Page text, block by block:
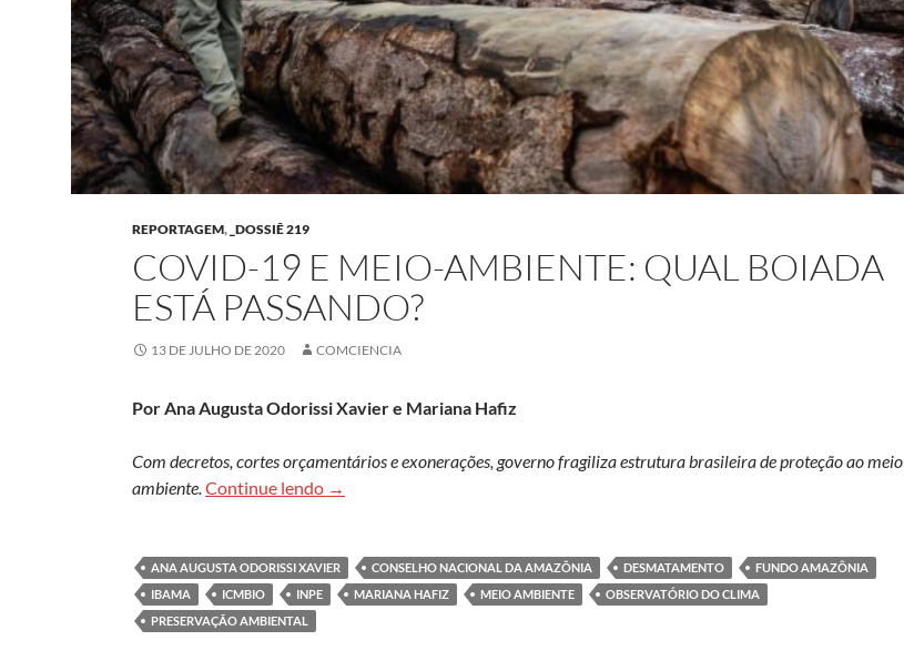
REPORTAGEM, _DOSSIÊ 219
COVID-19 E MEIO-AMBIENTE: QUAL BOIADA
ESTÁ PASSANDO?
13 DE JULHO DE 2020 COMCIENCIA
Por Ana Augusta Odorissi Xavier e Mariana Hafiz
Com decretos, cortes orçamentários e exonerações, governo fragiliza estrutura brasileira de proteção ao meio
ambiente. Continue lendo Covid-19 e meio-ambiente: qual boiada está passando?
→
ANA AUGUSTA ODORISSI XAVIER CONSELHO NACIONAL DA AMAZÔNIA DESMATAMENTO
FUNDO AMAZÔNIA
IBAMA
ICMBIO INPE MARIANA HAFIZ MEIO AMBIENTE
OBSERVATÓRIO DO CLIMA
PRESERVAÇÃO AMBIENTAL